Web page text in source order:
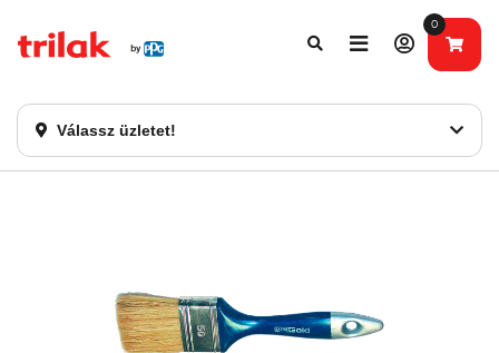
Válassz üzletet!
0
Fontos tájékoztatás!